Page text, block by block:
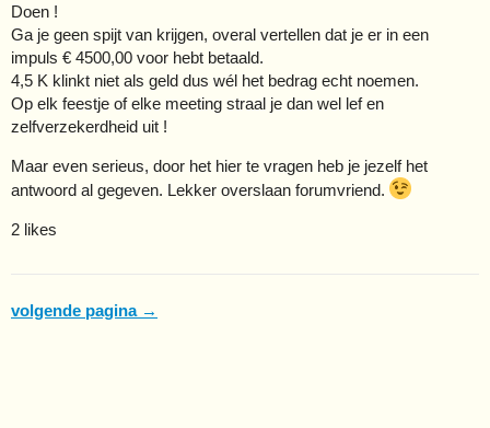
Doen !
Ga je geen spijt van krijgen, overal vertellen dat je er in een
impuls € 4500,00 voor hebt betaald.
4,5 K klinkt niet als geld dus wél het bedrag echt noemen.
Op elk feestje of elke meeting straal je dan wel lef en
zelfverzekerdheid uit !
Maar even serieus, door het hier te vragen heb je jezelf het
antwoord al gegeven. Lekker overslaan forumvriend.
2 likes
volgende pagina →